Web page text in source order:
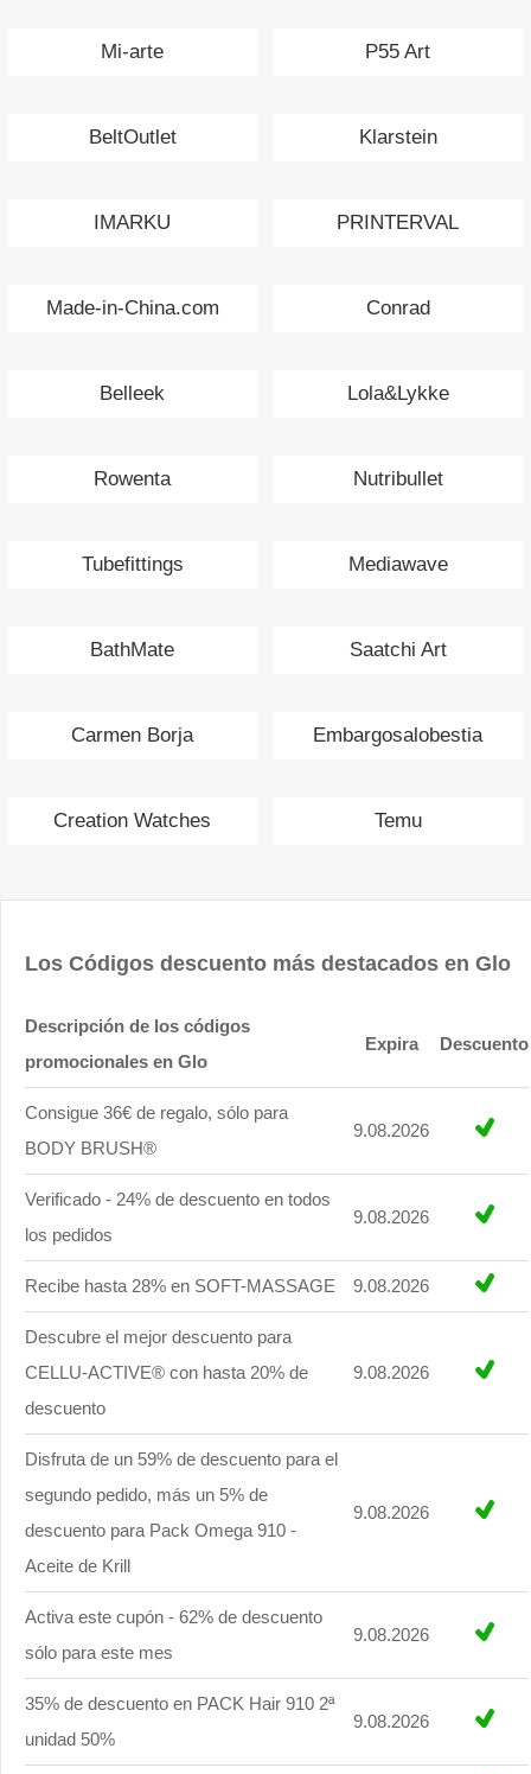
Mi-arte P55 Art
BeltOutlet Klarstein
IMARKU PRINTERVAL
Made-in-China.com Conrad
Belleek Lola&Lykke
Rowenta Nutribullet
Tubefittings Mediawave
BathMate Saatchi Art
Carmen Borja Embargosalobestia
Creation Watches Temu
Los Códigos descuento más destacados en Glo
Descripción de los códigos
promocionales en Glo
Expira Descuento
Consigue 36€ de regalo, sólo para
BODY BRUSH®
9.08.2026
Verificado - 24% de descuento en todos
los pedidos
9.08.2026
Recibe hasta 28% en SOFT-MASSAGE 9.08.2026
Descubre el mejor descuento para
CELLU-ACTIVE® con hasta 20% de
descuento
9.08.2026
Disfruta de un 59% de descuento para el
segundo pedido, más un 5% de
descuento para Pack Omega 910 -
Aceite de Krill
9.08.2026
Activa este cupón - 62% de descuento
sólo para este mes
9.08.2026
35% de descuento en PACK Hair 910 2ª
unidad 50%
9.08.2026